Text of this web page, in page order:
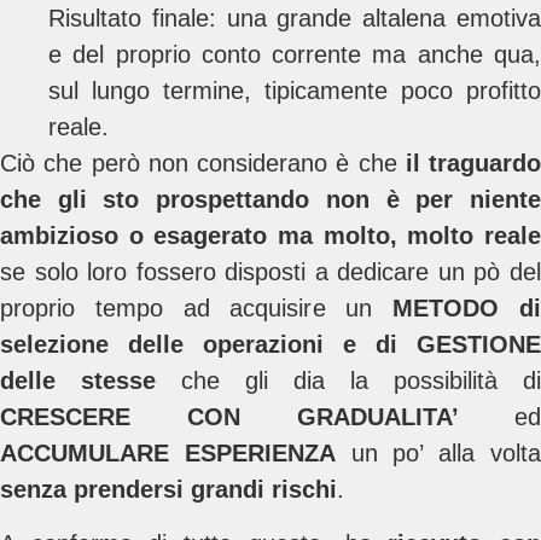
Risultato finale: una grande altalena emotiva
e del proprio conto corrente ma anche qua,
sul lungo termine, tipicamente poco profitto
reale.
Ciò che però non considerano è che il traguardo
che gli sto prospettando non è per niente
ambizioso o esagerato ma molto, molto reale
se solo loro fossero disposti a dedicare un pò del
proprio tempo ad acquisire un METODOdi
selezione delle operazioni e di GESTIONE
delle stesse che gli dia la possibilità di
CRESCERE CON GRADUALITA’ ed
ACCUMULARE ESPERIENZAun po’ alla volta
senza prendersi grandi rischi.